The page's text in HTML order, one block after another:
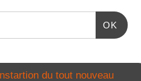
OK
du tout nouveau